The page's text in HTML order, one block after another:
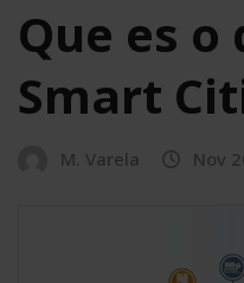
Que es o
Smart
M. Varela Nov